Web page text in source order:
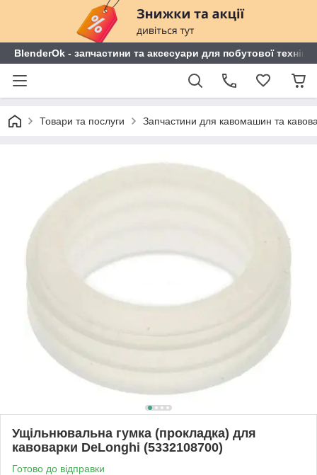
BlenderOk - запчастини та аксесуари для побутової техніки
Товари та послуги Запчастини для кавомашин та
Ущільнювальна гумка (прокладка) для
кавоварки DeLonghi (5332108700)
Готово до відправки